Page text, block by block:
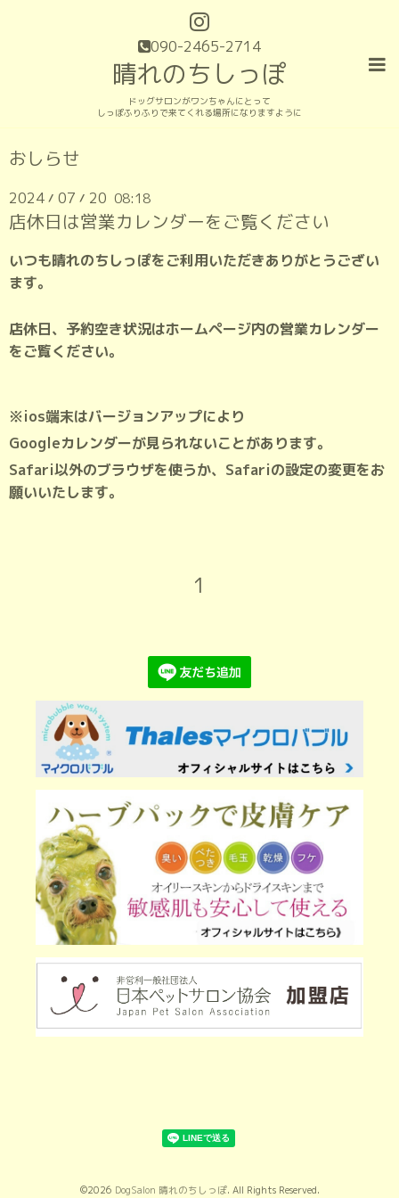
090-2465-2714
晴れのちしっぽ
ドッグサロンがワンちゃんにとって
しっぽふりふりで来てくれる場所になりますように
おしらせ
2024 / 07 / 20 08:18
店休日は営業カレンダーをご覧ください
いつも晴れのちしっぽをご利用いただきありがとうござい
ます。
店休日、予約空き状況はホームページ内の営業カレンダー
をご覧ください。
※ios端末はバージョンアップにより
Googleカレンダーが見られないことがあります。
Safari以外のブラウザを使うか、Safariの設定の変更をお
願いいたします。
1
©2026 DogSalon 晴れのちしっぽ. All Rights Reserved.